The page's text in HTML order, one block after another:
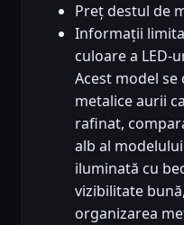
Preț destul de
Informații
culoare a LED-
Acest model
metalice aurii
rafinat,
alb al
iluminată cu
vizibilitate
organizarea